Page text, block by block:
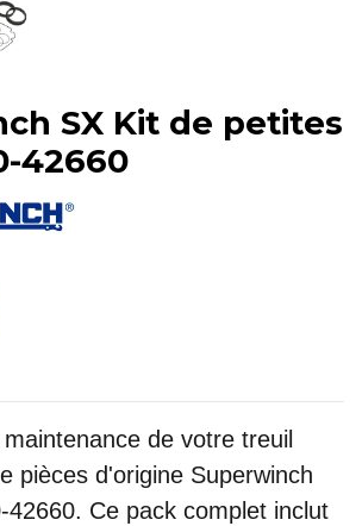
SX Kit de petites
42660
de votre treuil
pièces d'origine Superwinch
42660. Ce pack complet inclut